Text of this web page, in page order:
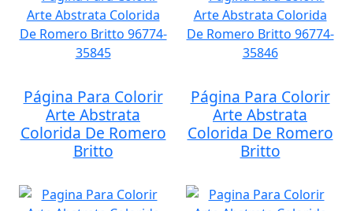
Página Para Colorir
Arte Abstrata
Colorida De Romero
Britto
Página Para Colorir
Arte Abstrata
Colorida De Romero
Britto